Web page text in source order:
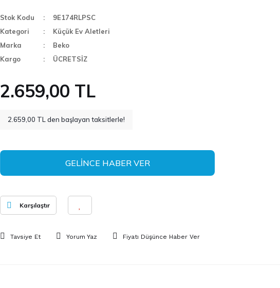
Stok Kodu
9E174RLPSC
Kategori
Küçük Ev Aletleri
Marka
Beko
Kargo
ÜCRETSİZ
2.659,00 TL
2.659,00 TL den başlayan taksitlerle!
GELİNCE HABER VER
Karşılaştır
Tavsiye Et Yorum Yaz Fiyatı Düşünce Haber Ver